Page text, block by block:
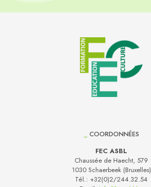
COORDONNÉES
FEC ASBL
Chaussée de Haecht, 579
1030 Schaerbeek (Bruxelles)
Tél.: +32(0)2/244.32.54